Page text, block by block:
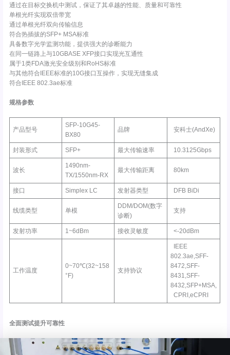
通过在目标交换机中测试，保证了其卓越的性能、质量和可靠性
单根光纤实现双倍带宽
通过单根光纤双向传输信息
符合热插拔的SFP+ MSA标准
具备数字光学监测功能，提供强大的诊断能力
在同一链路上与10GBASE XFP接口实现光互通性
属于1类FDA激光安全级别和RoHS标准
与其他符合IEEE标准的10G接口互操作，实现无缝集成
符合IEEE 802.3ae标准
规格参数
产品型号
SFP-10G45-
BX80
品牌 安科士(AndXe)
封装形式 SFP+ 最大传输速率 10.3125Gbps
波长
1490nm-
TX/1550nm-RX
最大传输距离 80km
接口 Simplex LC 发射器类型 DFB BiDi
线缆类型 单模
DDM/DOM(数字
诊断)
支持
发射功率 1~6dBm 接收灵敏度 <-20dBm
工作温度
0~70℃(32~158
°F)
支持协议
IEEE
802.3ae,SFF-
8472,SFF-
8431,SFF-
8432,SFP+MSA,
CPRI,eCPRI
全面测试提升可靠性